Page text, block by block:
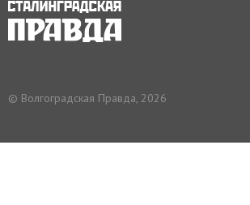
© Волгоградская Правда, 2026